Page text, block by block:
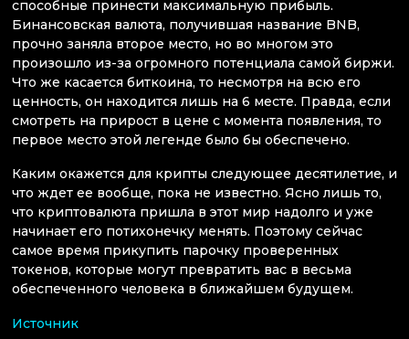
способные принести максимальную прибыль.
Бинансовская валюта, получившая название BNB,
прочно заняла второе место, но во многом это
произошло из-за огромного потенциала самой биржи.
Что же касается биткоина, то несмотря на всю его
ценность, он находится лишь на 6 месте. Правда, если
смотреть на прирост в цене с момента появления, то
первое место этой легенде было бы обеспечено.
Каким окажется для крипты следующее десятилетие, и
что ждет ее вообще, пока не известно. Ясно лишь то,
что криптовалюта пришла в этот мир надолго и уже
начинает его потихонечку менять. Поэтому сейчас
самое время прикупить парочку проверенных
токенов, которые могут превратить вас в весьма
обеспеченного человека в ближайшем будущем.
Источник